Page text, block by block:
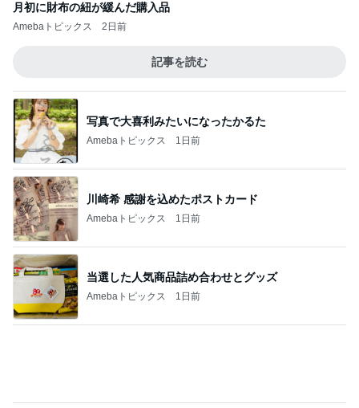
月初に財布の紐が緩んだ購入品
Amebaトピックス 2日前
記事を読む
写真で大喜利みたいになったかるた
Amebaトピックス 1日前
川崎希 感謝を込めたポストカード
Amebaトピックス 1日前
当選した人気商品詰め合わせとグッズ
Amebaトピックス 1日前